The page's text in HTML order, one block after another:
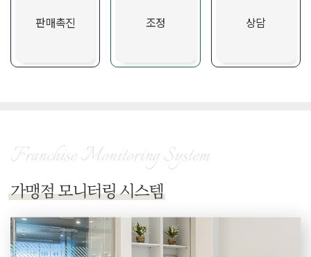
판매촉진 조정 상담
Franchise Monitoring System
가맹점 모니터링 시스템